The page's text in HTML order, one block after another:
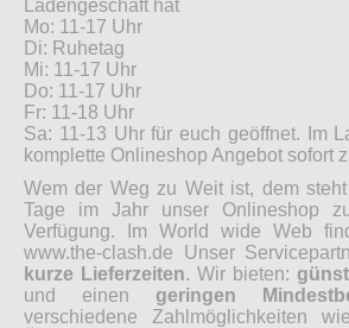
Ladengeschäft hat
Mo: 11-17 Uhr
Di: Ruhetag
Mi: 11-17 Uhr
Do: 11-17 Uhr
Fr: 11-18 Uhr
Sa: 11-13 Uhr für euch geöffnet. Im
komplette Onlineshop Angebot sofort
Wem der Weg zu Weit ist, dem
Tage im Jahr unser Onlineshop
Verfügung. Im World wide Web
www.the-clash.de Unser
kurze Lieferzeiten. Wir bieten:
und einengeringen
verschiedene Zahlmöglichkeiten